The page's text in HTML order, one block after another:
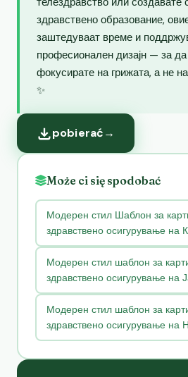
здравствено образование,
заштедуваат време и
професионален дизајн — за
фокусирате на грижата, а не
✨
pobierać→
Może ci się spodobać
Модерен стил Шаблон за
здравствено осигурување на
Модерен стил шаблон за
здравствено осигурување на
Модерен стил шаблон за
здравствено осигурување на